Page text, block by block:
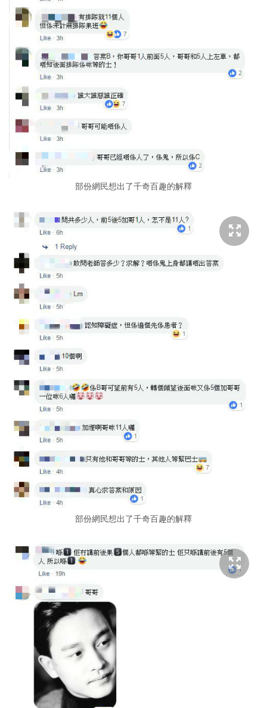
部份網民想出了千奇百趣的解釋
部份網民想出了千奇百趣的解釋